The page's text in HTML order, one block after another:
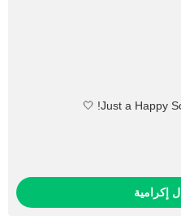
Just a Happy
إكرامية